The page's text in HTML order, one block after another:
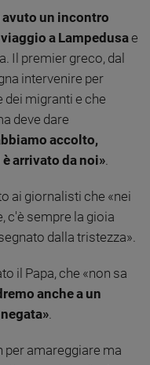
avuto un incontro
a Lampedusae
Il premier greco, dal
intervenire per
dei migranti e che
deve dare
accolto,
arrivato da noi».
ai giornalisti che «nei
c'è sempre la gioia
dalla tristezza».
il Papa, che «non sa
anche a un
.
per amareggiare ma